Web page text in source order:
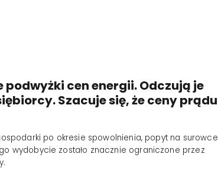
podwyżki cen energii. Odczują je
Szacuje się, że ceny prądu
po okresie spowolnienia, popyt na surowce
wydobycie zostało znacznie ograniczone przez